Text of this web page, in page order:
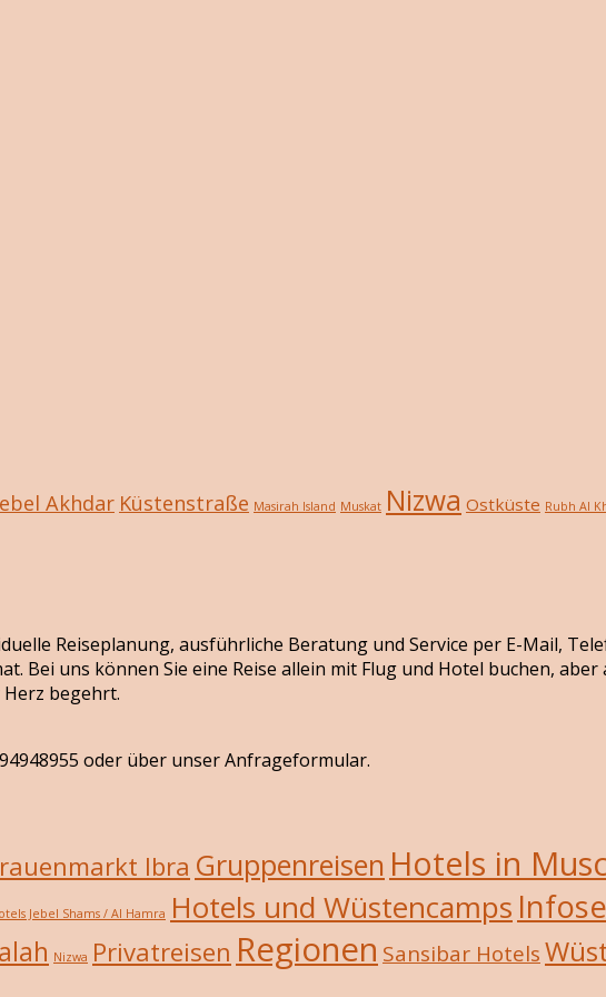
Akhdar Küstenstraße Masirah Island Muskat Nizwa Ostküste Rubh Al
Reiseplanung, ausführliche Beratung und Service per E-Mail,
Bei uns können Sie eine Reise allein mit Flug und Hotel buchen,
begehrt.
oder über unser Anfrageformular.
Ibra Gruppenreisen Hotels in
Jebel Shams / Al Hamra Hotels und Wüstencamps
Nizwa Privatreisen Regionen Sansibar Hotels